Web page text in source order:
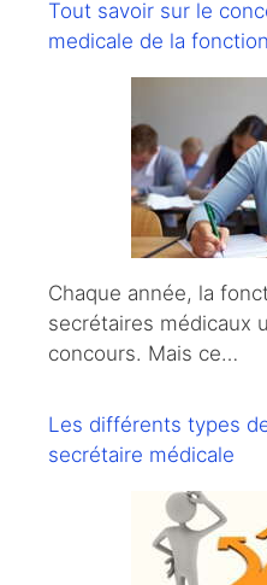
Tout savoir sur le
medicale de la
Chaque année, la
secrétaires médicaux
concours. Mais ce…
Les différents types
secrétaire médicale